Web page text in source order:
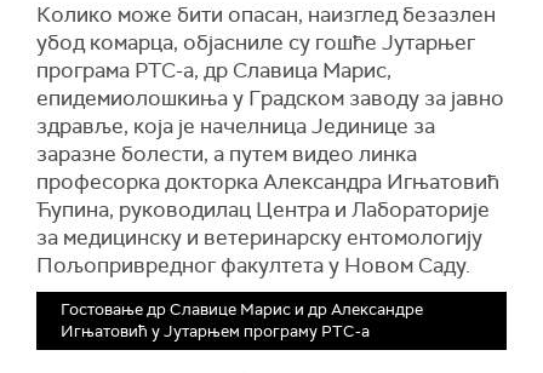
Колико може бити опасан, наизглед безазлен
убод комарца, објасниле су гошће Јутарњег
програма РТС-а, др Славица Марис,
епидемиолошкиња у Градском заводу за јавно
здравље, која је начелница Јединице за
заразне болести, а путем видео линка
професорка докторка Александра Игњатовић
Ћупина, руководилац Центра и Лабораторије
за медицинску и ветеринарску ентомологију
Пољопривредног факултета у Новом Саду.
Гостовање др Славице Марис и др Александре
Игњатовић у Јутарњем програму РТС-а